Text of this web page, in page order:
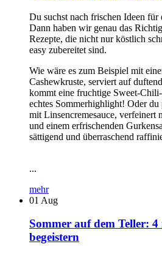
Du suchst nach frischen Ideen für
Dann haben wir genau das
Rezepte, die nicht nur köstlich
easy zubereitet sind.
Wie wäre es zum Beispiel mit
Cashewkruste, serviert auf
kommt eine fruchtige Sweet-
echtes Sommerhighlight! Oder du
mit Linsencremesauce, verfeinert
und einem erfrischenden
sättigend und überraschend
...
mehr
01 Aug
Sommer auf dem Teller: 4
begeistern